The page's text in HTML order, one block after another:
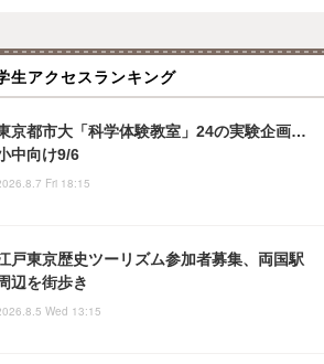
生アクセスランキング
京都市大「科学体験教室」24の実験企画…
中向け9/6
Fri 18:15
戸東京歴史ツーリズム参加者募集、両国駅
周辺を街歩き
Wed 13:15